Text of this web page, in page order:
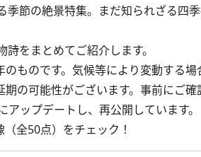
節の絶景特集。まだ知られざる四
をまとめてご紹介します。
ものです。気候等により変動する場
の可能性がございます。事前にご確
ップデートし、再公開しています。
全50点）をチェック！